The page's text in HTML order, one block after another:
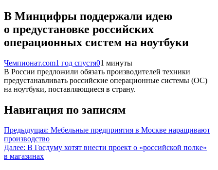
В Минцифры поддержали идею
о предустановке российских
операционных систем на ноутбуки
Чемпионат.com1 год спустя01 минуты
В России предложили обязать производителей техники
предустанавливать российские операционные системы (ОС)
на ноутбуки, поставляющиеся в страну.
Навигация по записям
Предыдущая: Мебельные предприятия в Москве наращивают
производство
Далее: В Госдуму хотят внести проект о «российской полке»
в магазинах